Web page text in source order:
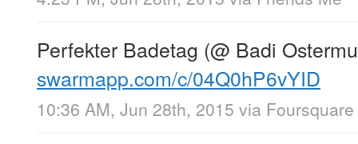
Perfekter Badetag (@ Badi
swarmapp.com/c/04Q0hP6vYID
10:36 AM, Jun 28th, 2015 via Foursquare